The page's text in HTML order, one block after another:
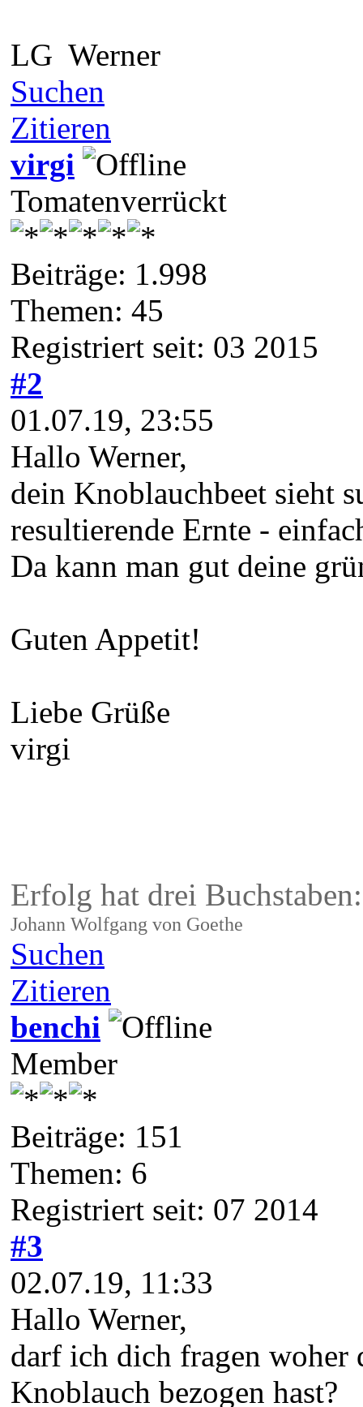
LG Werner
Suchen
Zitieren
virgi
Tomatenverrückt
Beiträge: 1.998
Themen: 45
Registriert seit: 03 2015
#2
01.07.19, 23:55
Hallo Werner,
dein Knoblauchbeet sieht
resultierende Ernte -
Da kann man gut deine
Guten Appetit!
Liebe Grüße
virgi
Erfolg hat drei
Johann Wolfgang von Goethe
Suchen
Zitieren
benchi
Member
Beiträge: 151
Themen: 6
Registriert seit: 07 2014
#3
02.07.19, 11:33
Hallo Werner,
darf ich dich fragen
Knoblauch bezogen hast?